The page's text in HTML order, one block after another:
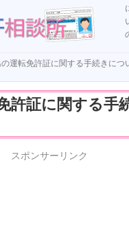
の運転免許証に関する手続きにつ
許証に関する手
スポンサーリンク